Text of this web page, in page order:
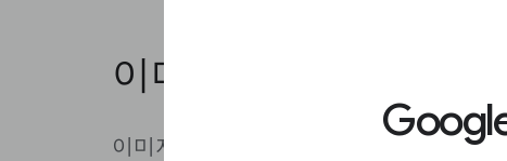
이미지 사실 확인 101.
이미지로 검색한 후 언제 어디에서 해당